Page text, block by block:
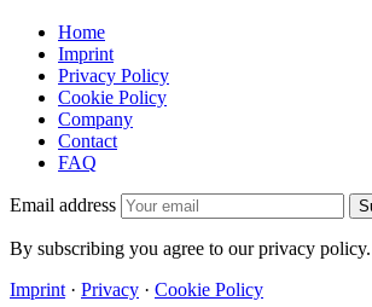
Home
Imprint
Privacy Policy
Cookie Policy
Company
Contact
FAQ
Email address
By subscribing you agree to our privacy policy.
Imprint · Privacy · Cookie Policy